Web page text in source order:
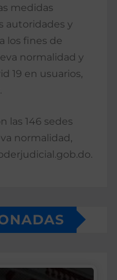
medidas
autoridades y
los fines de
normalidad y
19 en usuarios,
las 146 sedes
normalidad,